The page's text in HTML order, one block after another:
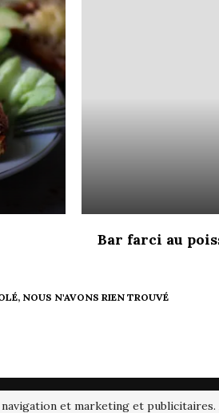
Bar farci au
INSTAGRAM
et marketing et